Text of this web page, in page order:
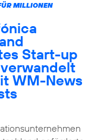
MILLIONEN
Start-up
verwandelt
WM-News